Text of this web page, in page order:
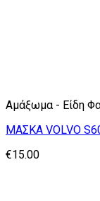
Αμάξωμα - Είδη
ΜΑΣΚΑ VOLVO
€15.00